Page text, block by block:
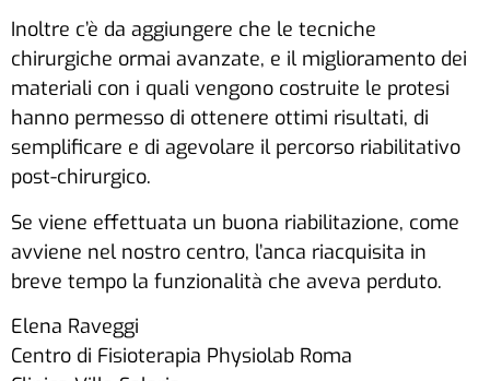
Inoltre c’è da aggiungere che le tecniche
chirurgiche ormai avanzate, e il miglioramento dei
materiali con i quali vengono costruite le protesi
hanno permesso di ottenere ottimi risultati, di
semplificare e di agevolare il percorso riabilitativo
post-chirurgico.
Se viene effettuata un buona riabilitazione, come
avviene nel nostro centro, l’anca riacquisita in
breve tempo la funzionalità che aveva perduto.
Elena Raveggi
Centro di Fisioterapia Physiolab Roma